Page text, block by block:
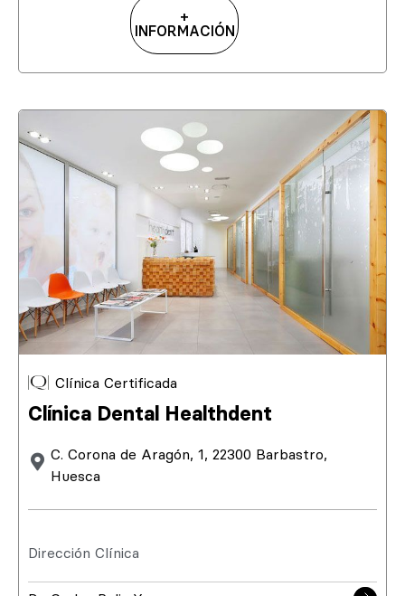
+
INFORMACIÓN
Clínica Certificada
Clínica Dental Healthdent
C. Corona de Aragón, 1, 22300 Barbastro,
Huesca
Dirección Clínica